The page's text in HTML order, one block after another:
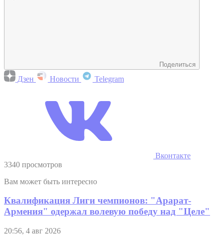
Поделиться
Дзен Новости Telegram
Вконтакте
3340 просмотров
Вам может быть интересно
Квалификация Лиги чемпионов: "Арарат-
Армения" одержал волевую победу над "Целе"
20:56, 4 авг 2026